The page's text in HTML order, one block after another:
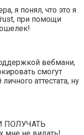
я понял, что это я
при помощи
вебмани,
смогут
аттестата, ну
И ПОЛУЧАТЬ
мне не видать!